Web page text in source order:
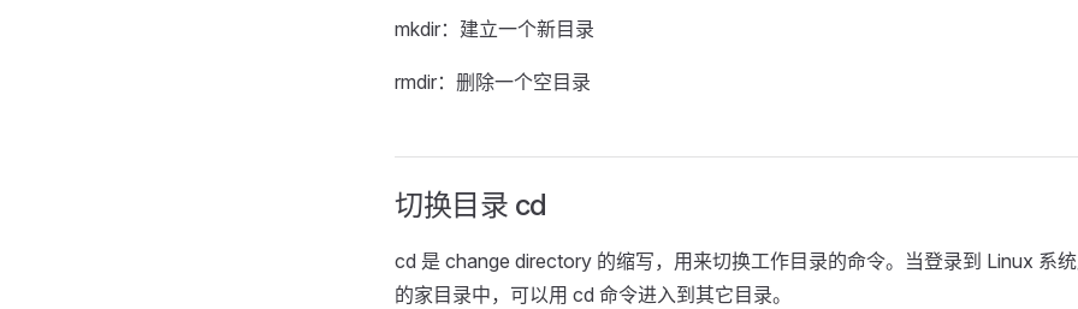
mkdir：建立一个新目录
rmdir：删除一个空目录
切换目录 cd
cd 是 change directory 的缩写，用来切换工作目录的命令。当登录到 Linux 系
的家目录中，可以用 cd 命令进入到其它目录。